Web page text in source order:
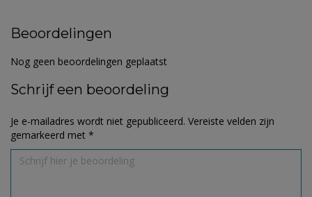
Beoordelingen
Nog geen beoordelingen geplaatst
Schrijf een beoordeling
Je e-mailadres wordt niet gepubliceerd. Vereiste velden zijn
gemarkeerd met *